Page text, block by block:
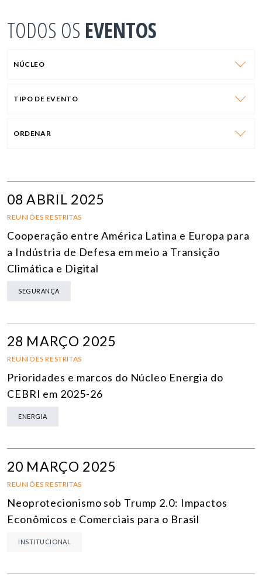
TODOS OS EVENTOS
NÚCLEO
TIPO DE EVENTO
ORDENAR
08 ABRIL 2025
REUNIÕES RESTRITAS
Cooperação entre América Latina e Europa para
a Indústria de Defesa em meio a Transição
Climática e Digital
SEGURANÇA
28 MARÇO 2025
REUNIÕES RESTRITAS
Prioridades e marcos do Núcleo Energia do
CEBRI em 2025-26
ENERGIA
20 MARÇO 2025
REUNIÕES RESTRITAS
Neoprotecionismo sob Trump 2.0: Impactos
Econômicos e Comerciais para o Brasil
INSTITUCIONAL